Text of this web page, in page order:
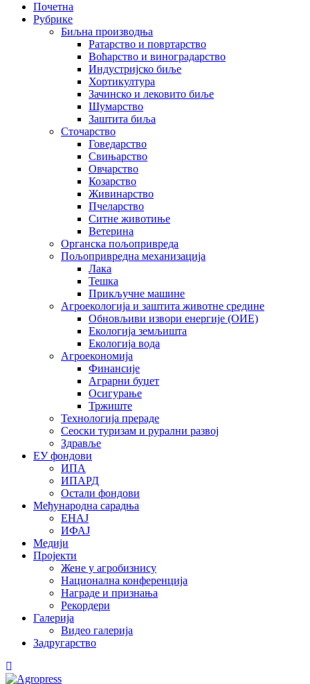
Почетна
Рубрике
Биљна производња
Ратарство и повртарство
Воћарство и виноградарство
Индустријско биље
Хортикултура
Зачинско и лековито биље
Шумарство
Заштита биља
Сточарство
Говедарство
Свињарство
Овчарство
Козарство
Живинарство
Пчеларство
Ситне животиње
Ветерина
Органска пољопривреда
Пољопривредна механизација
Лака
Тешка
Прикључне машине
Агроекологија и заштита животне средине
Обновљиви извори енергије (ОИЕ)
Екологија земљишта
Екологија вода
Агроекономија
Финансије
Аграрни буџет
Осигурање
Тржиште
Технологија прераде
Сеоски туризам и рурални развој
Здравље
ЕУ фондови
ИПА
ИПАРД
Остали фондови
Међународна сарадња
ЕНАЈ
ИФАЈ
Медији
Пројекти
Жене у агробизнису
Национална конференција
Награде и признања
Рекордери
Галерија
Видео галерија
Задругарство